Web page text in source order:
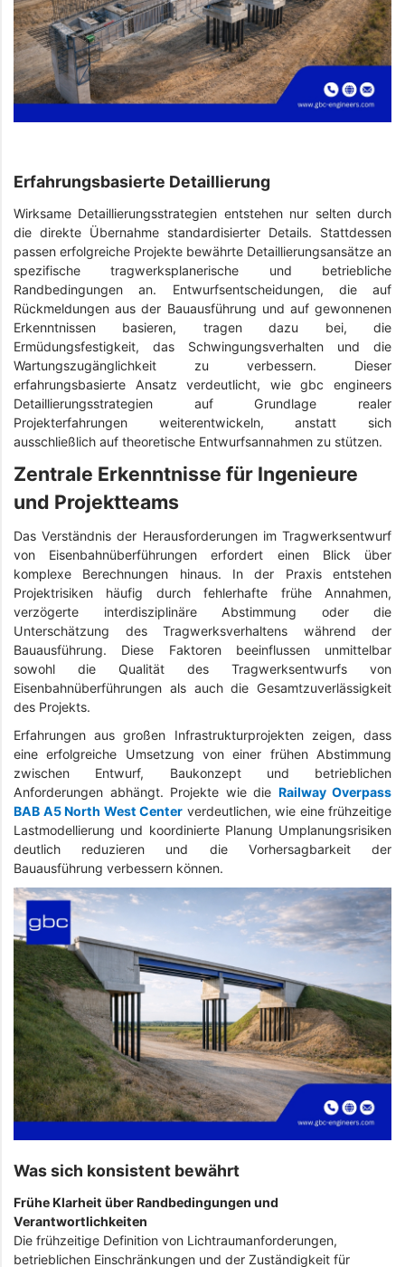
Erfahrungsbasierte Detaillierung
Wirksame Detaillierungsstrategien entstehen nur selten durch
die direkte Übernahme standardisierter Details. Stattdessen
passen erfolgreiche Projekte bewährte Detaillierungsansätze an
spezifische tragwerksplanerische und betriebliche
Randbedingungen an. Entwurfsentscheidungen, die auf
Rückmeldungen aus der Bauausführung und auf gewonnenen
Erkenntnissen basieren, tragen dazu bei, die
Ermüdungsfestigkeit, das Schwingungsverhalten und die
Wartungszugänglichkeit zu verbessern. Dieser
erfahrungsbasierte Ansatz verdeutlicht, wie gbc engineers
Detaillierungsstrategien auf Grundlage realer
Projekterfahrungen weiterentwickeln, anstatt sich
ausschließlich auf theoretische Entwurfsannahmen zu stützen.
Zentrale Erkenntnisse für Ingenieure
und Projektteams
Das Verständnis der Herausforderungen im Tragwerksentwurf
von Eisenbahnüberführungen erfordert einen Blick über
komplexe Berechnungen hinaus. In der Praxis entstehen
Projektrisiken häufig durch fehlerhafte frühe Annahmen,
verzögerte interdisziplinäre Abstimmung oder die
Unterschätzung des Tragwerksverhaltens während der
Bauausführung. Diese Faktoren beeinflussen unmittelbar
sowohl die Qualität des Tragwerksentwurfs von
Eisenbahnüberführungen als auch die Gesamtzuverlässigkeit
des Projekts.
Erfahrungen aus großen Infrastrukturprojekten zeigen, dass
eine erfolgreiche Umsetzung von einer frühen Abstimmung
zwischen Entwurf, Baukonzept und betrieblichen
Anforderungen abhängt. Projekte wie die Railway Overpass
BAB A5 North West Center verdeutlichen, wie eine frühzeitige
Lastmodellierung und koordinierte Planung Umplanungsrisiken
deutlich reduzieren und die Vorhersagbarkeit der
Bauausführung verbessern können.
Was sich konsistent bewährt
Frühe Klarheit über Randbedingungen und
Verantwortlichkeiten
Die frühzeitige Definition von Lichtraumanforderungen,
betrieblichen Einschränkungen und der Zuständigkeit für